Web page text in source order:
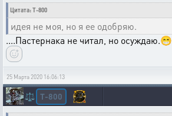
Цитата: T-800
идея не моя, но я ее одобряю.
....Пастернака не читал, но осуждаю.😁
25 Марта 2020 16:06:13
⚖️ T-800